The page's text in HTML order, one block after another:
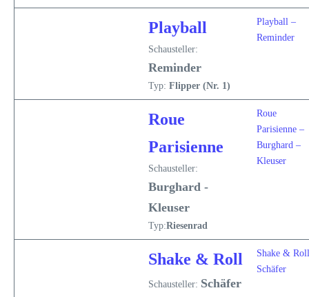
Playball
Schausteller:
Reminder
Typ: Flipper (Nr. 1)
Playball –
Reminder
Roue
Parisienne
Schausteller:
Burghard -
Kleuser
Typ:Riesenrad
Roue
Parisienne –
Burghard –
Kleuser
Shake & Roll
Schausteller: Schäfer
Shake &
Schäfer